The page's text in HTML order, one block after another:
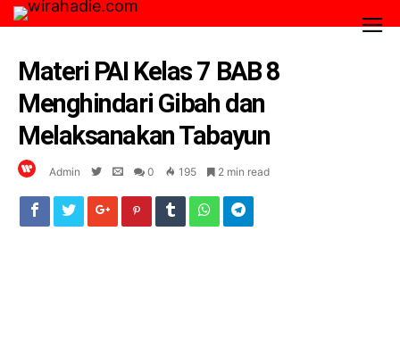
Materi PAI Kelas 7 BAB 8
Menghindari Gibah dan
Melaksanakan Tabayun
Admin 0 195 2 min read